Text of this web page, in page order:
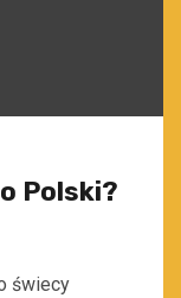
Polski?
świecy